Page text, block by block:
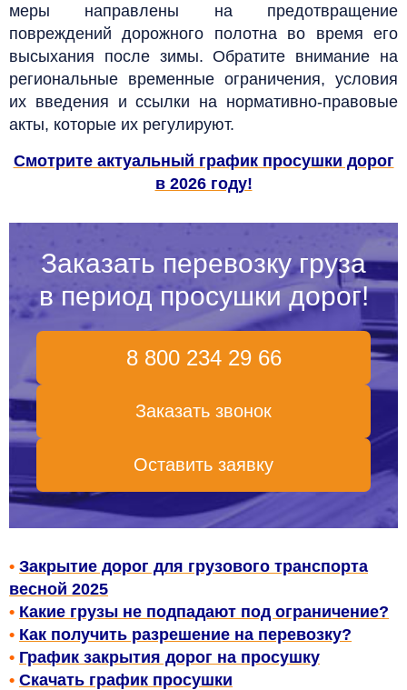
меры направлены на предотвращение
повреждений дорожного полотна во время его
высыхания после зимы.Обратите внимание на
региональные временные ограничения, условия
их введения и ссылки на нормативно-правовые
акты, которые их регулируют.
Смотрите актуальный график просушки дорог
в 2026 году!
Заказать перевозку груза
в период просушки дорог!
8 800 234 29 66
Заказать звонок
Оставить заявку
• Закрытие дорог для грузового транспорта
весной 2025
• Какие грузы не подпадают под ограничение?
• Как получить разрешение на перевозку?
• График закрытия дорог на просушку
• Скачать график просушки